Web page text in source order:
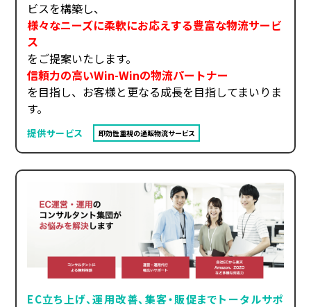
ビスを構築し、
様々なニーズに柔軟にお応えする豊富な物流サービ
ス
をご提案いたします。
信頼力の高いWin-Winの物流パートナー
を目指し、お客様と更なる成長を目指してまいりま
す。
提供サービス 即効性重視の通販物流サービス
EC立ち上げ、運用改善、集客・販促までトータルサポ